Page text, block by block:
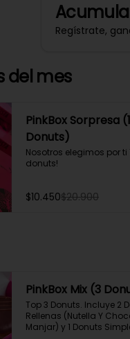
Acumula
Regístrate,
del mes
PinkBox Sorpresa
Donuts)
Nosotros elegimos por ti
donuts!
$10.450$20.900
PinkBox Mix (3
Top 3 Donuts. Incluye 2
Rellenas (Nutella Y
Manjar) y 1 Donuts